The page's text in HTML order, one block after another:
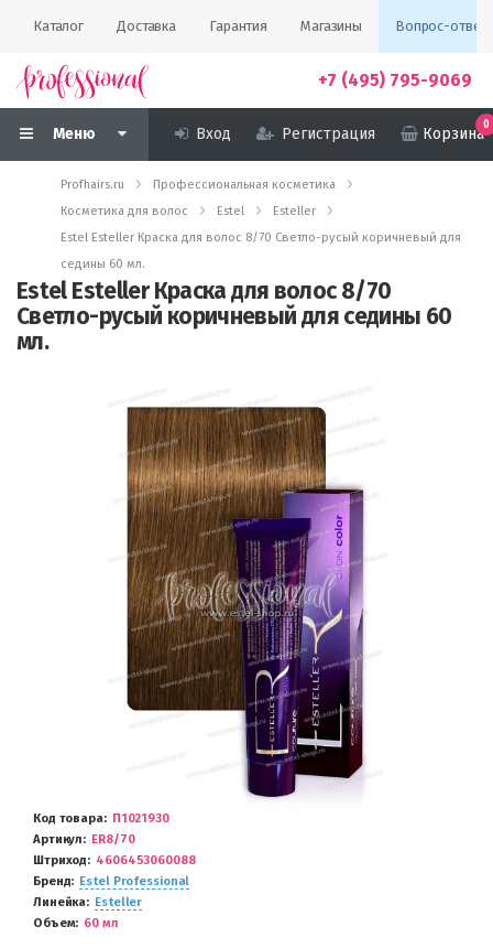
Каталог Доставка Гарантия Магазины Вопрос-ответ
+7 (495) 795-9069
Меню Вход Регистрация Корзина
0
Profhairs.ru
Профессиональная косметика
Косметика для волос
Estel
Esteller
Estel Esteller Краска для волос 8/70 Светло-русый коричневый для
седины 60 мл.
Estel Esteller Краска для волос 8/70
Светло-русый коричневый для седины 60
мл.
Код товара
П1021930
Артикул
ER8/70
Штриход
4606453060088
Бренд
Estel Professional
Линейка
Esteller
Объем
60 мл